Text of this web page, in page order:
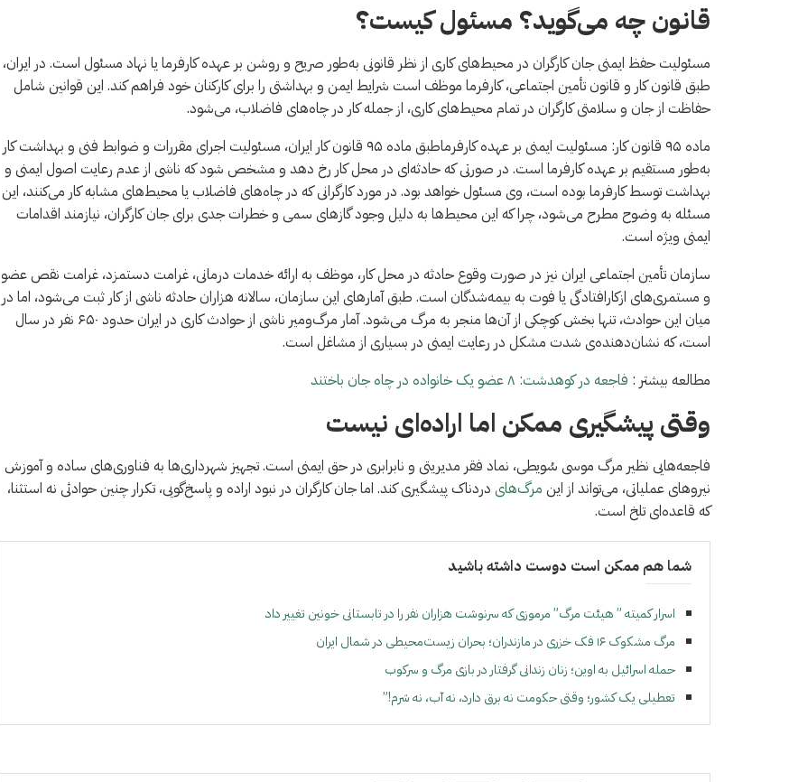
قانون چه می‌گوید؟ مسئول کیست؟
مسئولیت حفظ ایمنی جان کارگران در محیط‌های کاری از نظر قانونی به‌طور صریح و روشن بر عهده کارفرما یا نهاد مسئول است. در ایران،
طبق قانون کار و قانون تأمین اجتماعی، کارفرما موظف است شرایط ایمن و بهداشتی را برای کارکنان خود فراهم کند. این قوانین شامل
حفاظت از جان و سلامتی کارگران در تمام محیط‌های کاری، از جمله کار در چاه‌های فاضلاب، می‌شود.
ماده ۹۵ قانون کار: مسئولیت ایمنی بر عهده کارفرماطبق ماده ۹۵ قانون کار ایران، مسئولیت اجرای مقررات و ضوابط فنی و بهداشت کار
به‌طور مستقیم بر عهده کارفرما است. در صورتی که حادثه‌ای در محل کار رخ دهد و مشخص شود که ناشی از عدم رعایت اصول ایمنی و
بهداشت توسط کارفرما بوده است، وی مسئول خواهد بود. در مورد کارگرانی که در چاه‌های فاضلاب یا محیط‌های مشابه کار می‌کنند، این
مسئله به وضوح مطرح می‌شود، چرا که این محیط‌ها به دلیل وجود گازهای سمی و خطرات جدی برای جان کارگران، نیازمند اقدامات
ایمنی ویژه است.
سازمان تأمین اجتماعی ایران نیز در صورت وقوع حادثه در محل کار، موظف به ارائه خدمات درمانی، غرامت دستمزد، غرامت نقص عضو
و مستمری‌های ازکارافتادگی یا فوت به بیمه‌شدگان است. طبق آمارهای این سازمان، سالانه هزاران حادثه ناشی از کار ثبت می‌شود، اما در
میان این حوادث، تنها بخش کوچکی از آن‌ها منجر به مرگ می‌شود. آمار مرگ‌ومیر ناشی از حوادث کاری در ایران حدود ۶۵۰ نفر در سال
است، که نشان‌دهنده‌ی شدت مشکل در رعایت ایمنی در بسیاری از مشاغل است.
مطالعه بیشتر : فاجعه در کوهدشت: ۸ عضو یک خانواده در چاه جان باختند
وقتی پیشگیری ممکن اما اراده‌ای نیست
فاجعه‌هایی نظیر مرگ موسی سُویطی، نماد فقر مدیریتی و نابرابری در حق ایمنی است. تجهیز شهرداری‌ها به فناوری‌های ساده و آموزش
نیروهای عملیاتی، می‌تواند از این مرگ‌های دردناک پیشگیری کند. اما جان کارگران در نبود اراده و پاسخ‌گویی، تکرار چنین حوادثی نه استثنا،
که قاعده‌ای تلخ است.
شما هم ممکن است دوست داشته باشید
اسرار کمیته‌ ” هيئت مرگ” مرموزی که سرنوشت هزاران نفر را در تابستانی خونین تغییر داد
مرگ مشکوک ۱۶ فک خزری در مازندران؛ بحران زیست‌محیطی در شمال ایران
حمله اسرائیل به اوین؛ زنان زندانی گرفتار در بازی مرگ و سرکوب
تعطیلی یک کشور؛ وقتی حکومت نه برق دارد، نه آب، نه شرم!”